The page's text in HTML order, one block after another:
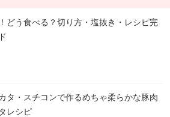
どう食べる？切り方・塩抜き・レシピ完
タ・スチコンで作るめちゃ柔らかな豚肉
レシピ